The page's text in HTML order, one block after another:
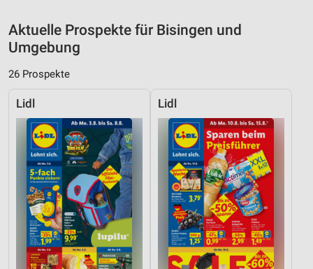
Aktuelle Prospekte für Bisingen und
Umgebung
26 Prospekte
Lidl Lidl